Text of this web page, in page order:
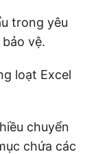
trong yêu
vệ.
loạt Excel
chuyển
chứa các